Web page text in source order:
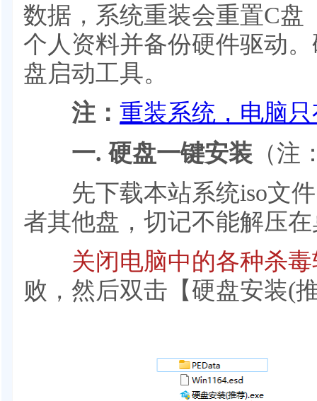
数据，系统重装会重置C盘
个人资料并备份硬件驱动
盘启动工具。
注： 重装系统，电脑
一. 硬盘一键安装 （注
先下载本站系统iso文件
者其他盘，切记不能解压
关闭电脑中的各种杀
败，然后双击【硬盘安装(